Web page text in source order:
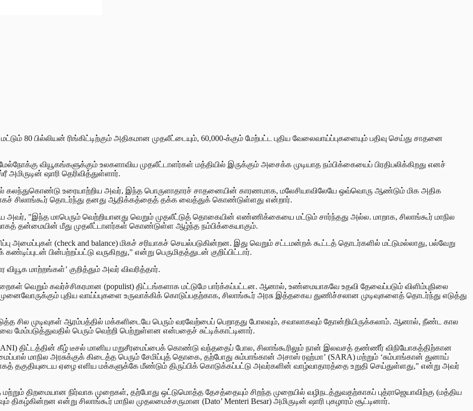
80 பில்லியன் ரிங்கிட்டிற்கும் அதிகமான முதலீட்டையும், 60,000-க்கும் மேற்பட்ட புதிய வேலைவாய்ப்புகளையும் பதிவு செய்து சாதனை
வியூகங்களுக்கும் உலகளாவிய முதலீட்டாளர்கள் மத்தியில் இருக்கும் அசைக்க முடியாத நம்பிக்கையைப் பிரதிபலிக்கிறது எனச்
ஷாரி தெரிவித்துள்ளார்.
கலந்துகொண்டு உரையாற்றிய அவர், இந்த பொருளாதாரச் சாதனையின் காரணமாக, மலேசியாவிலேயே ஒவ்வொரு ஆண்டும் மிக அதிக
சிலாங்கூர் தொடர்ந்து தனது ஆதிக்கத்தைத் தக்க வைத்துக் கொண்டுள்ளது என்றார்.
அவர், "இந்த மாபெரும் வெற்றியானது வெறும் முதலீட்டுத் தொகையின் எண்ணிக்கையை மட்டும் சார்ந்தது அல்ல. மாறாக, சிலாங்கூர் மாநில
தன்மையின் மீது முதலீட்டாளர்கள் கொண்டுள்ள ஆழ்ந்த நம்பிக்கையாகும்.
அமைப்புகள் (check and balance) மிகச் சரியாகச் செயல்படுகின்றன. இது வெறும் சட்டமன்றக் கூட்டத் தொடர்களில் மட்டுமல்லாது, பல்வேறு
பின்பற்றப்பட்டு வருகிறது," என்று பெருமிதத்துடன் குறிப்பிட்டார்.
மாற்றங்கள்’ குறித்தும் அவர் விவரித்தார்.
வெறும் கவர்ச்சிகரமான (populist) திட்டங்களாக மட்டுமே பார்க்கப்பட்டன. ஆனால், உண்மையாகவே உதவி தேவைப்படும் விளிம்புநிலை
புதிய வாய்ப்புகளை உருவாக்கிக் கொடுப்பதற்காக, சிலாங்கூர் அரசு இத்தகைய துணிச்சலான முடிவுகளைத் தொடர்ந்து எடுத்து
எடுத்த சில முடிவுகள் ஆரம்பத்தில் மக்களிடையே பெரும் வரவேற்பைப் பெறாதது போலவும், சவாலாகவும் தோன்றியிருக்கலாம். ஆனால், நீண்ட கால
பெரும் வெற்றி பெற்றுள்ளன என்பதைச் சுட்டிக்காட்டினார்.
திட்டத்தின் கீழ் டீசல் மானிய மறுசீரமைப்பைக் கொண்டு வந்ததைப் போல, சிலாங்கூரிலும் நான் இலவசத் தண்ணீர் விநியோகத்திற்கான
மாநில அரசுக்குக் கிடைத்த பெரும் சேமிப்புத் தொகை, தற்போது சும்பாங்கான் அசாஸ் ரஹ்மா’ (SARA) மற்றும் ‘சும்பாங்கான் துனாய்
தகுதியுடைய ஏழை எளிய மக்களுக்கே மீண்டும் திருப்பிக் கொடுக்கப்பட்டு அவர்களின் வாழ்வாதாரத்தை உறுதி செய்துள்ளது," என்று அவர்
மற்றும் திறமையான நிர்வாக முறைகள், தற்போது ஒட்டுமொத்த தேசத்தையும் சிறந்த முறையில் வழிநடத்துவதற்காகப் புத்ராஜெயாவிற்கு (மத்திய
என்று சிலாங்கூர் மாநில முதலமைச்சருமான (Dato’ Menteri Besar) அமிருடின் ஷாரி புகழாரம் சூட்டினார்.